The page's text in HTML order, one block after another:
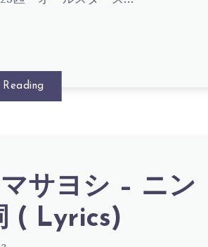
Reading
サヨシ – ニン
( Lyrics)